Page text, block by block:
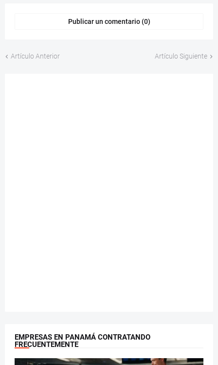
Publicar un comentario (0)
Artículo Anterior Artículo Siguiente
EMPRESAS EN PANAMÁ CONTRATANDO
FRECUENTEMENTE